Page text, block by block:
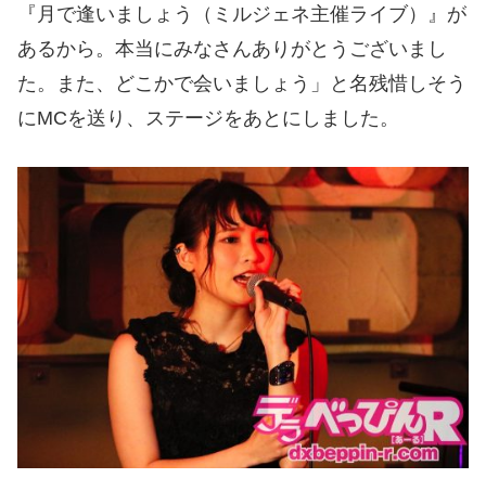
『月で逢いましょう（ミルジェネ主催ライブ）』が
あるから。本当にみなさんありがとうございまし
た。また、どこかで会いましょう」と名残惜しそう
にMCを送り、ステージをあとにしました。